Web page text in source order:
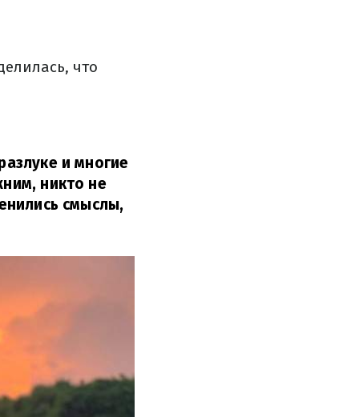
что
и многие
никто не
смыслы,